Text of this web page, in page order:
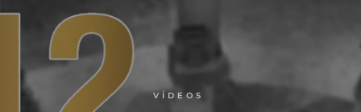
VÍDEOS